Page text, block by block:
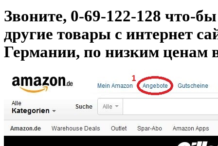
Звоните, 0-69-122-128 что-
другие товары с интернет
Германии, по низким ценам